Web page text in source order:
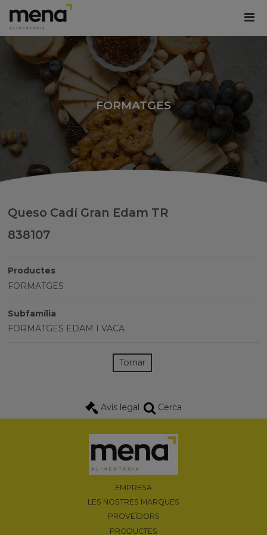
FORMATGES
Queso Cadí Gran Edam TR
838107
Productes
FORMATGES
Subfamília
FORMATGES EDAM I VACA
Tornar
Avís legal Cerca
EMPRESA
LES NOSTRES MARQUES
PROVEÏDORS
PRODUCTES